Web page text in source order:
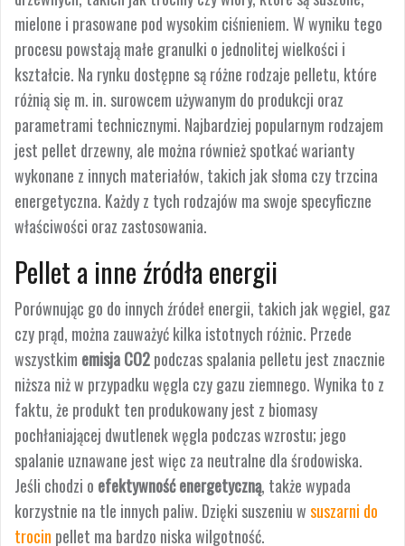
mielone i prasowane pod wysokim ciśnieniem. W wyniku tego
procesu powstają małe granulki o jednolitej wielkości i
kształcie. Na rynku dostępne są różne rodzaje pelletu, które
różnią się m. in. surowcem używanym do produkcji oraz
parametrami technicznymi. Najbardziej popularnym rodzajem
jest pellet drzewny, ale można również spotkać warianty
wykonane z innych materiałów, takich jak słoma czy trzcina
energetyczna. Każdy z tych rodzajów ma swoje specyficzne
właściwości oraz zastosowania.
Pellet a inne źródła energii
Porównując go do innych źródeł energii, takich jak węgiel, gaz
czy prąd, można zauważyć kilka istotnych różnic. Przede
wszystkim emisja CO2podczas spalania pelletu jest znacznie
niższa niż w przypadku węgla czy gazu ziemnego. Wynika to z
faktu, że produkt ten produkowany jest z biomasy
pochłaniającej dwutlenek węgla podczas wzrostu; jego
spalanie uznawane jest więc za neutralne dla środowiska.
Jeśli chodzi o efektywność energetyczną, także wypada
korzystnie na tle innych paliw. Dzięki suszeniu wsuszarni do
trocin pellet ma bardzo niska wilgotność.